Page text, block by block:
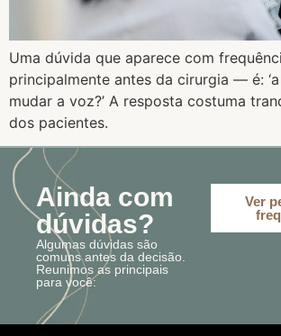
Uma dúvida que aparece com
principalmente antes da cirurgia — é:
mudar a voz?’ A resposta costuma
dos pacientes.
Ainda com
dúvidas?
Algumas dúvidas são
comuns antes da decisão.
Reunimos as principais
para você:
Ver